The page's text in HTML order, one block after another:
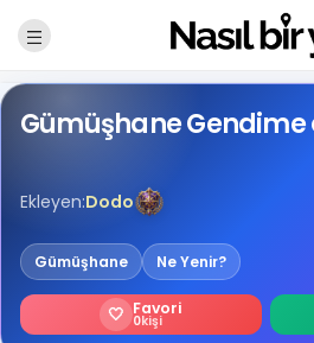
Gümüşhane Gendime
Ekleyen:Dodo
Gümüşhane Ne Yenir?
🤍 Favori
0kişi